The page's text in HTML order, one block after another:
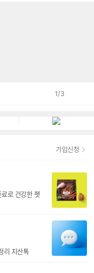
1/3
가입신청
로 건강한 펫
리 지산톡